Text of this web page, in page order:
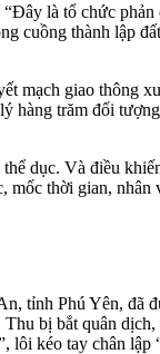
là tổ chức phản
cuồng thành lập
mạch giao thông
hàng trăm đối
dục. Và điều
mốc thời gian, nhân
tỉnh Phú Yên, đã
bị bắt quân
lôi kéo tay chân lập